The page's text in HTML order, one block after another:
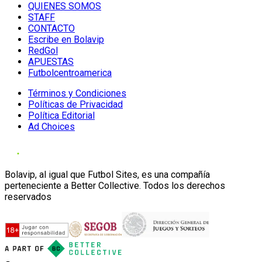
QUIENES SOMOS
STAFF
CONTACTO
Escribe en Bolavip
RedGol
APUESTAS
Futbolcentroamerica
Términos y Condiciones
Políticas de Privacidad
Política Editorial
Ad Choices
Bolavip, al igual que Futbol Sites, es una compañía
perteneciente a Better Collective. Todos los derechos
reservados